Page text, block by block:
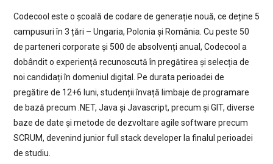
Codecool este o școală de codare de generație nouă, ce deține 5
campusuri în 3 țări – Ungaria, Polonia și România. Cu peste 50
de parteneri corporate și 500 de absolvenți anual, Codecool a
dobândit o experiență recunoscută în pregătirea și selecția de
noi candidați în domeniul digital. Pe durata perioadei de
pregătire de 12+6 luni, studenții învață limbaje de programare
de bază precum .NET, Java și Javascript, precum și GIT, diverse
baze de date și metode de dezvoltare agile software precum
SCRUM, devenind junior full stack developer la finalul perioadei
de studiu.